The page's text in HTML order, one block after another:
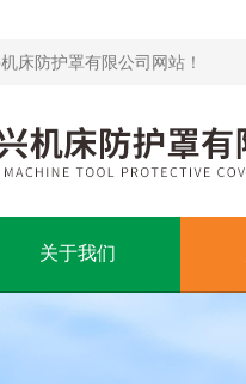
床防护罩有限公司网站！
关于我们